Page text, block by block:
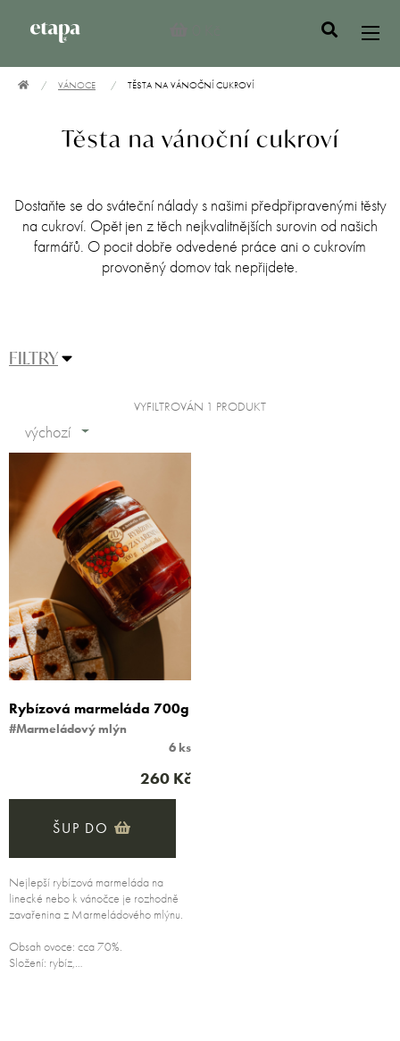
VÁNOCE TĚSTA NA VÁNOČNÍ CUKROVÍ
Těsta na vánoční cukroví
Dostaňte se do sváteční nálady s našimi předpřipravenými těsty
na cukroví. Opět jen z těch nejkvalitnějších surovin od našich
farmářů. O pocit dobře odvedené práce ani o cukrovím
provoněný domov tak nepřijdete.
FILTRY
VYFILTROVÁN 1 PRODUKT
výchozí
Rybízová marmeláda 700g
#Marmeládový mlýn
6 ks
260 Kč
ŠUP DO
Nejlepší rybízová marmeláda na
linecké nebo k vánočce je rozhodně
zavařenina z Marmeládového mlýnu.
Obsah ovoce: cca 70%.
Složení: rybíz,…